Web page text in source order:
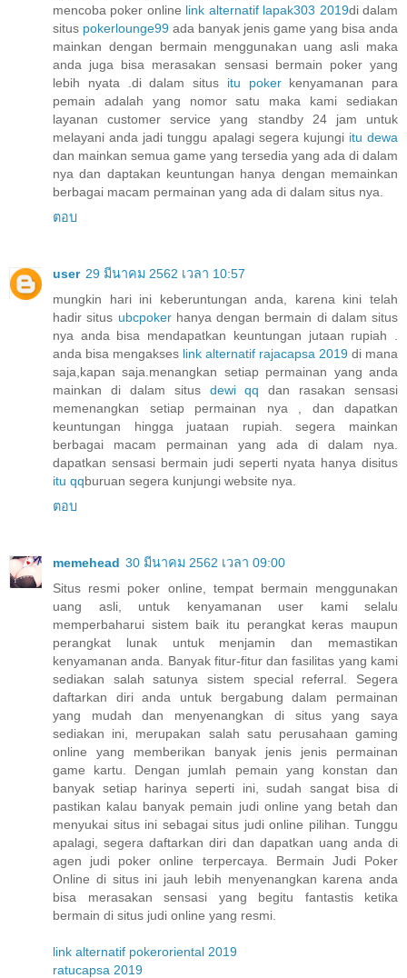
mencoba poker online link alternatif lapak303 2019di dalam
situs pokerlounge99 ada banyak jenis game yang bisa anda
mainkan dengan bermain menggunakan uang asli maka
anda juga bisa merasakan sensasi bermain poker yang
lebih nyata .di dalam situs itu pokerkenyamanan para
pemain adalah yang nomor satu maka kami sediakan
layanan customer service yang standby 24 jam untuk
melayani anda jadi tunggu apalagi segera kujungi itu dewa
dan mainkan semua game yang tersedia yang ada di dalam
nya dan daptakan keuntungan hanya dengan memainkan
berbagai macam permainan yang ada di dalam situs nya.
ตอบ
user 29 มีนาคม 2562 เวลา 10:57
mungkin hari ini keberuntungan anda, karena kini telah
hadir situs ubcpokerhanya dengan bermain di dalam situs
nya anda bisa mendapatkan keuntungan jutaan rupiah .
anda bisa mengakses link alternatif rajacapsa 2019 di mana
saja,kapan saja.menangkan setiap permainan yang anda
mainkan di dalam situs dewi qq dan rasakan sensasi
memenangkan setiap permainan nya , dan dapatkan
keuntungan hingga juataan rupiah. segera mainkan
berbagai macam permainan yang ada di dalam nya.
dapatkan sensasi bermain judi seperti nyata hanya disitus
itu qqburuan segera kunjungi website nya.
ตอบ
memehead 30 มีนาคม 2562 เวลา 09:00
Situs resmi poker online, tempat bermain menggunakan
uang asli, untuk kenyamanan user kami selalu
memperbaharui sistem baik itu perangkat keras maupun
perangkat lunak untuk menjamin dan memastikan
kenyamanan anda. Banyak fitur-fitur dan fasilitas yang kami
sediakan salah satunya sistem special referral. Segera
daftarkan diri anda untuk bergabung dalam permainan
yang mudah dan menyenangkan di situs yang saya
sediakan ini, merupakan salah satu perusahaan gaming
online yang memberikan banyak jenis jenis permainan
game kartu. Dengan jumlah pemain yang konstan dan
banyak setiap harinya seperti ini, sudah sangat bisa di
pastikan kalau banyak pemain judi online yang betah dan
menyukai situs ini sebagai situs judi online pilihan. Tunggu
apalagi, segera daftarkan diri dan dapatkan uang anda di
agen judi poker online terpercaya. Bermain Judi Poker
Online di situs ini jauh lebih menyenangkan karena anda
bisa merasakan sensasi yang begitu fantastis ketika
bermain di situs judi online yang resmi.
link alternatif pokeroriental 2019
ratucapsa 2019